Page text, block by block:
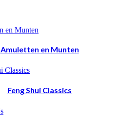
Amuletten en Munten
Feng Shui Classics